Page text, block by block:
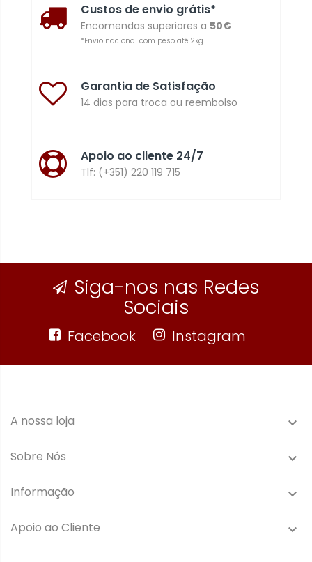
Custos de envio grátis*
Encomendas superiores a 50€
*Envio nacional com peso até 2kg
Garantia de Satisfação
14 dias para troca ou reembolso
Apoio ao cliente 24/7
Tlf: (+351) 220 119 715
Siga-nos nas Redes
Sociais
Facebook Instagram
A nossa loja 
Sobre Nós 
Informação 
Apoio ao Cliente 